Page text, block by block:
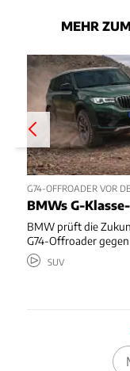
MEHR
G74-OFFROADER VOR
BMWs G-
BMW prüft die
G74-Offroader
SUV